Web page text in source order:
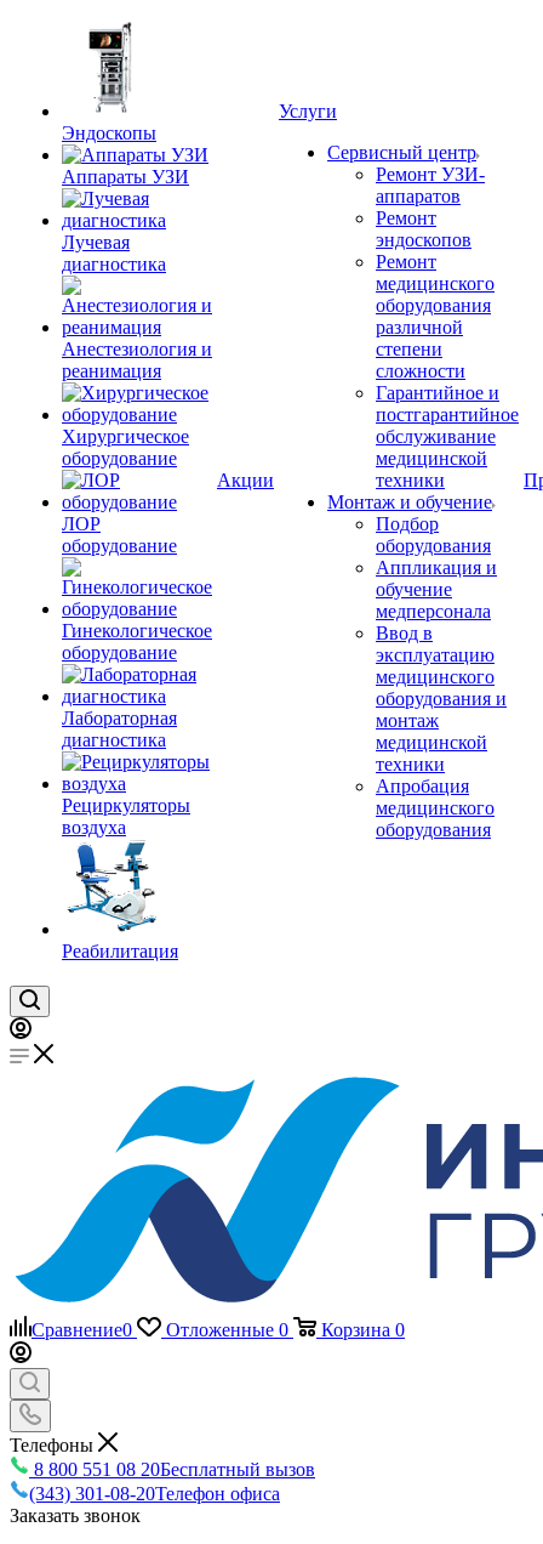
Эндоскопы
Аппараты УЗИ
Лучевая
диагностика
Анестезиология и
реанимация
Хирургическое
оборудование
ЛОР
оборудование
Гинекологическое
оборудование
Лабораторная
диагностика
Рециркуляторы
воздуха
Реабилитация
Акции
Услуги
Сервисный центр
Ремонт УЗИ-
аппаратов
Ремонт
эндоскопов
Ремонт
медицинского
оборудования
различной
степени
сложности
Гарантийное и
постгарантийное
обслуживание
медицинской
техники
Монтаж и обучение
Подбор
оборудования
Аппликация и
обучение
медперсонала
Ввод в
эксплуатацию
медицинского
оборудования и
монтаж
медицинской
техники
Апробация
медицинского
оборудования
Сравнение0 Отложенные 0 Корзина 0
Телефоны
8 800 551 08 20Бесплатный вызов
(343) 301-08-20Телефон офиса
Заказать звонок